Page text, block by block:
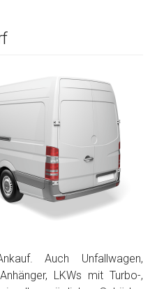
Auch Unfallwagen,
LKWs mit Turbo-,